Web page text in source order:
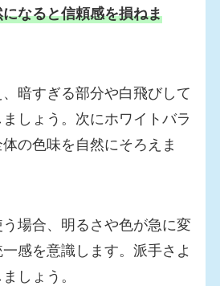
なると信頼感を損ねま
暗すぎる部分や白飛びして
しょう。次にホワイトバラ
の色味を自然にそろえま
場合、明るさや色が急に変
感を意識します。派手さよ
しょう。